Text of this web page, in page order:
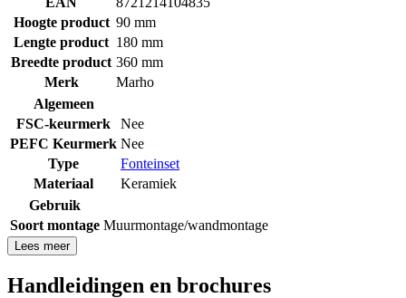
Hoogte product 90 mm
Lengte product 180 mm
Breedte product 360 mm
Merk
Marho
Algemeen
FSC-keurmerk
Nee
PEFC Keurmerk Nee
Type
Fonteinset
Materiaal
Keramiek
Gebruik
Soort montage Muurmontage/wandmontage
Lees meer
Handleidingen en brochures